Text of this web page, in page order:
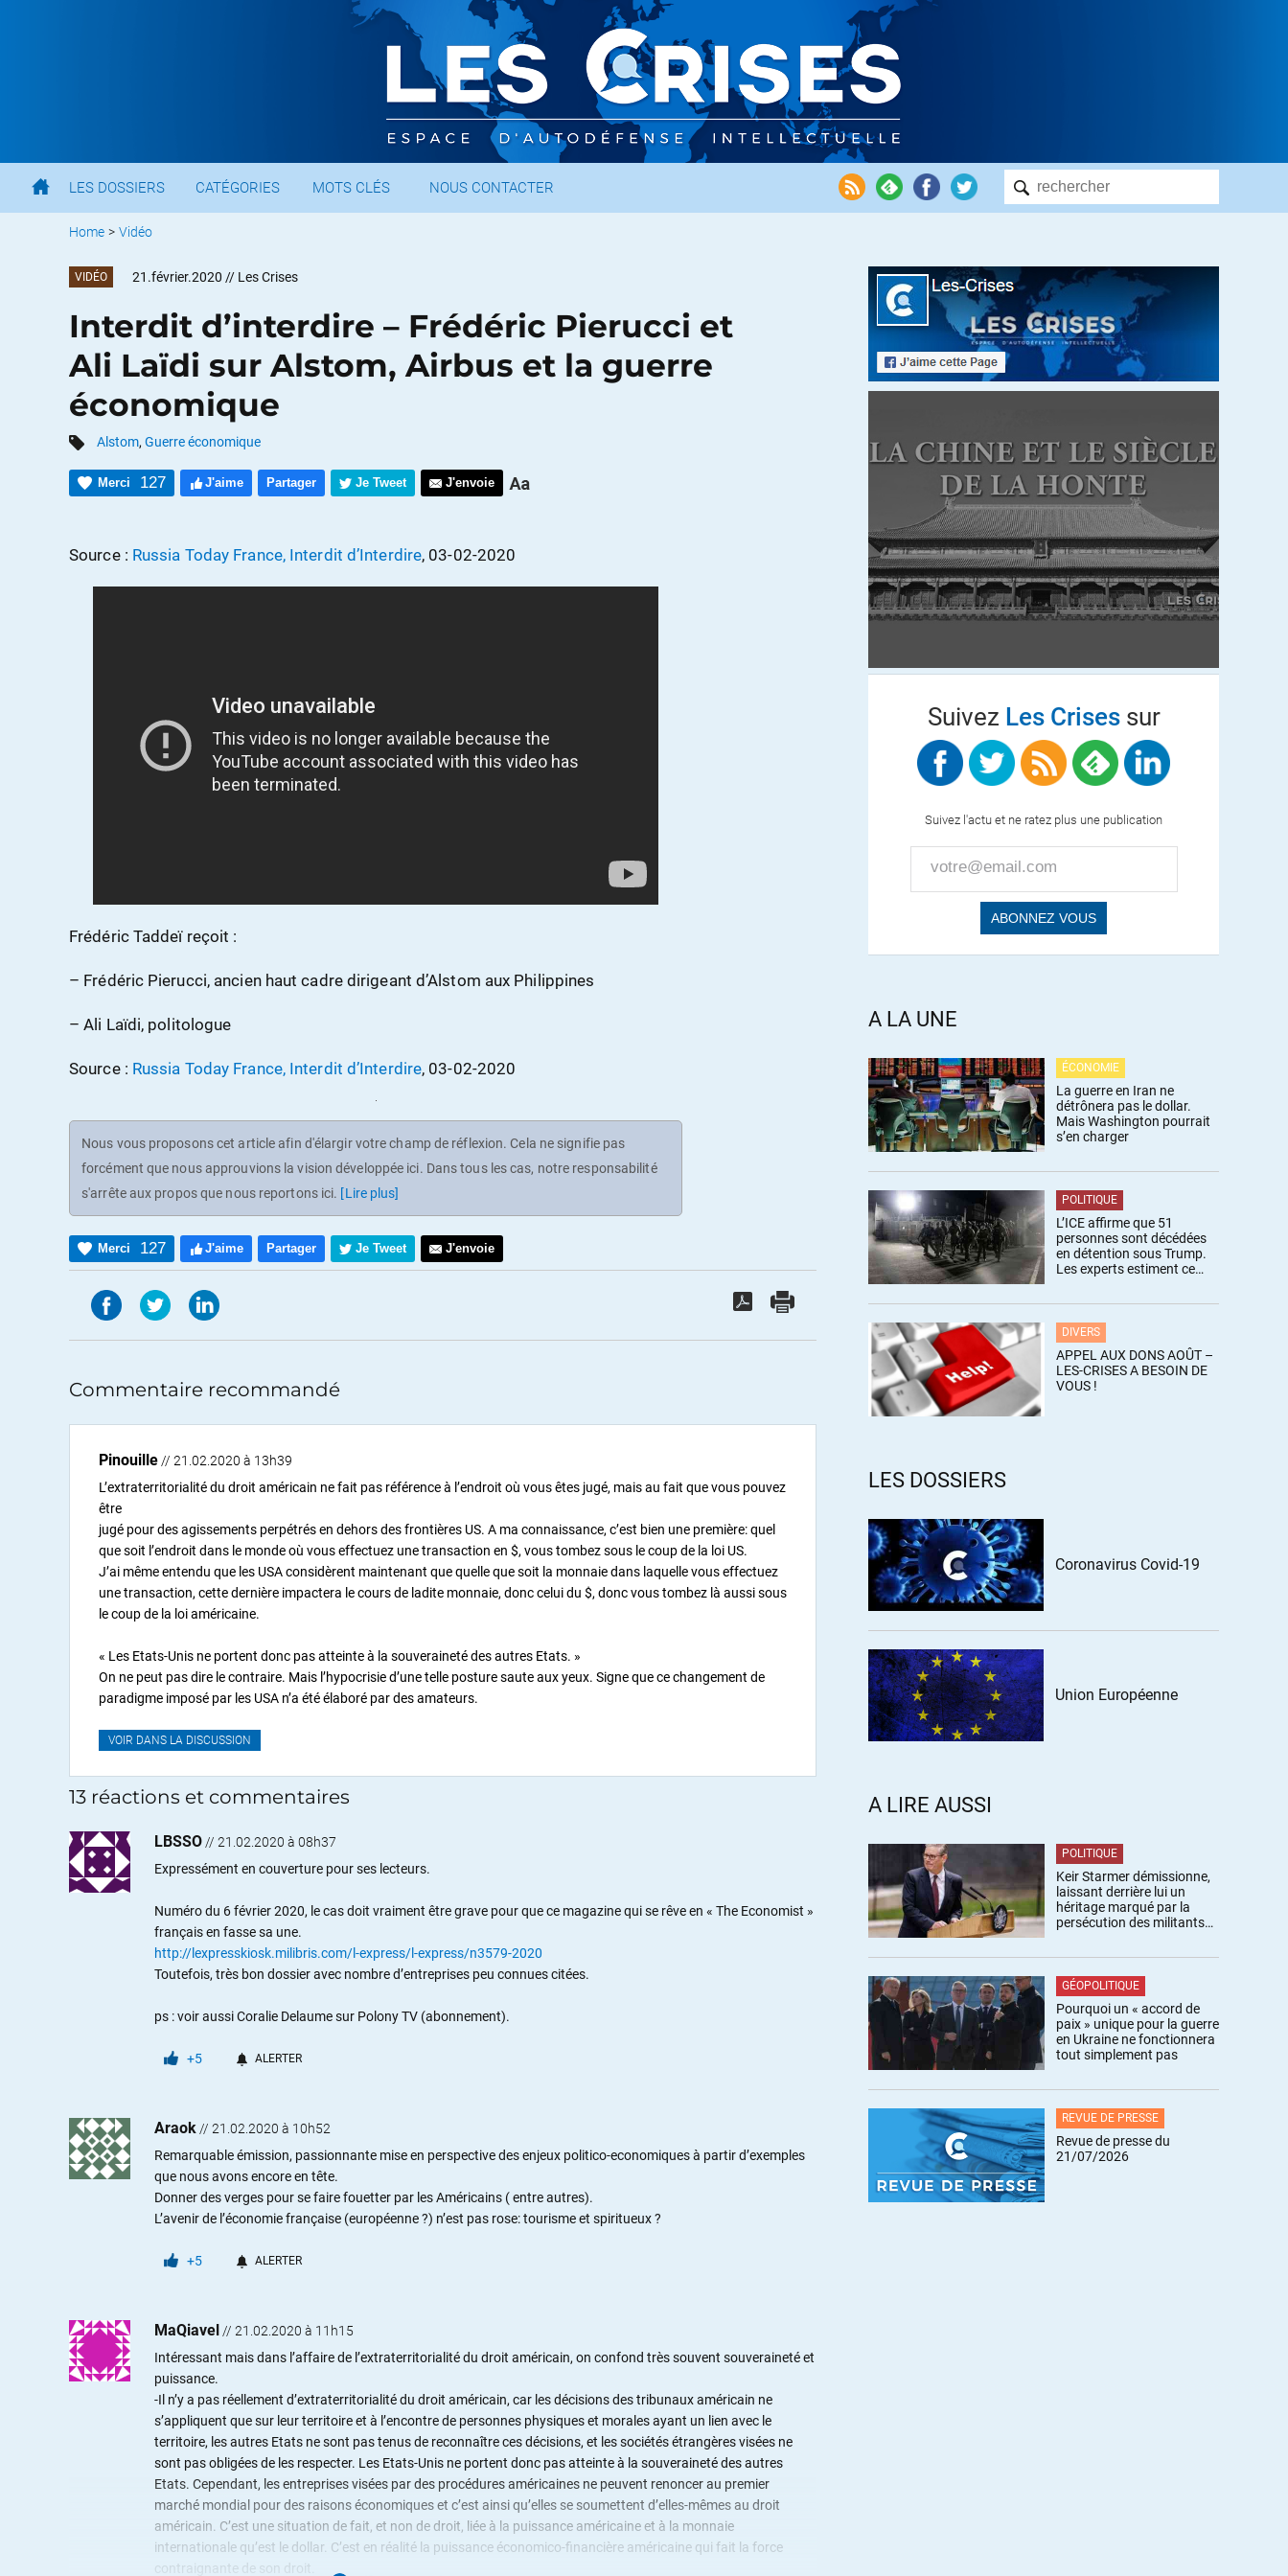
LES DOSSIERS CATÉGORIES MOTS CLÉS NOUS CONTACTER
Home > Vidéo
VIDÉO 21.février.2020 // Les Crises
Interdit d’interdire – Frédéric Pierucci et
Ali Laïdi sur Alstom, Airbus et la guerre
économique
Alstom, Guerre économique
Merci 127 J'aime Partager Je Tweet J'envoie
Source : Russia Today France, Interdit d’Interdire, 03-02-2020
Frédéric Taddeï reçoit :
– Frédéric Pierucci, ancien haut cadre dirigeant d’Alstom aux Philippines
– Ali Laïdi, politologue
Source : Russia Today France, Interdit d’Interdire, 03-02-2020
Nous vous proposons cet article afin d'élargir votre champ de réflexion. Cela ne signifie pas
forcément que nous approuvions la vision développée ici. Dans tous les cas, notre responsabilité
s'arrête aux propos que nous reportons ici. [Lire plus]
Merci 127 J'aime Partager Je Tweet J'envoie
Commentaire recommandé
Pinouille // 21.02.2020 à 13h39
L’extraterritorialité du droit américain ne fait pas référence à l’endroit où vous êtes jugé, mais au fait que vous pouvez
être
jugé pour des agissements perpétrés en dehors des frontières US. A ma connaissance, c’est bien une première: quel
que soit l’endroit dans le monde où vous effectuez une transaction en $, vous tombez sous le coup de la loi US.
J’ai même entendu que les USA considèrent maintenant que quelle que soit la monnaie dans laquelle vous effectuez
une transaction, cette dernière impactera le cours de ladite monnaie, donc celui du $, donc vous tombez là aussi sous
le coup de la loi américaine.
« Les Etats-Unis ne portent donc pas atteinte à la souveraineté des autres Etats. »
On ne peut pas dire le contraire. Mais l’hypocrisie d’une telle posture saute aux yeux. Signe que ce changement de
paradigme imposé par les USA n’a été élaboré par des amateurs.
VOIR DANS LA DISCUSSION
13 réactions et commentaires
LBSSO // 21.02.2020 à 08h37
Expressément en couverture pour ses lecteurs.
Numéro du 6 février 2020, le cas doit vraiment être grave pour que ce magazine qui se rêve en « The Economist »
français en fasse sa une.
http://lexpresskiosk.milibris.com/l-express/l-express/n3579-2020
Toutefois, très bon dossier avec nombre d’entreprises peu connues citées.
ps : voir aussi Coralie Delaume sur Polony TV (abonnement).
+5 ALERTER
Araok // 21.02.2020 à 10h52
Remarquable émission, passionnante mise en perspective des enjeux politico-economiques à partir d’exemples
que nous avons encore en tête.
Donner des verges pour se faire fouetter par les Américains ( entre autres).
L’avenir de l’économie française (européenne ?) n’est pas rose: tourisme et spiritueux ?
+5 ALERTER
MaQiavel // 21.02.2020 à 11h15
Intéressant mais dans l’affaire de l’extraterritorialité du droit américain, on confond très souvent souveraineté et
puissance.
-Il n’y a pas réellement d’extraterritorialité du droit américain, car les décisions des tribunaux américain ne
s’appliquent que sur leur territoire et à l’encontre de personnes physiques et morales ayant un lien avec le
territoire, les autres Etats ne sont pas tenus de reconnaître ces décisions, et les sociétés étrangères visées ne
sont pas obligées de les respecter. Les Etats-Unis ne portent donc pas atteinte à la souveraineté des autres
Etats. Cependant, les entreprises visées par des procédures américaines ne peuvent renoncer au premier
marché mondial pour des raisons économiques et c’est ainsi qu’elles se soumettent d’elles-mêmes au droit
américain. C’est une situation de fait, et non de droit, liée à la puissance américaine et à la monnaie
internationale qu’est le dollar. C’est en réalité la puissance économico-financière américaine qui fait la force
contraignante de son droit.
Suivez Les Crisessur
Suivez l'actu et ne ratez plus une publication
A LA UNE
ÉCONOMIE
La guerre en Iran ne
détrônera pas le dollar.
Mais Washington pourrait
s’en charger
POLITIQUE
L’ICE affirme que 51
personnes sont décédées
en détention sous Trump.
Les experts estiment ce
DIVERS
APPEL AUX DONS AOÛT –
LES-CRISES A BESOIN DE
VOUS !
LES DOSSIERS
Coronavirus Covid-19
Union Européenne
A LIRE AUSSI
POLITIQUE
Keir Starmer démissionne,
laissant derrière lui un
héritage marqué par la
persécution des militants
GÉOPOLITIQUE
Pourquoi un « accord de
paix » unique pour la guerre
en Ukraine ne fonctionnera
tout simplement pas
REVUE DE PRESSE
Revue de presse du
21/07/2026